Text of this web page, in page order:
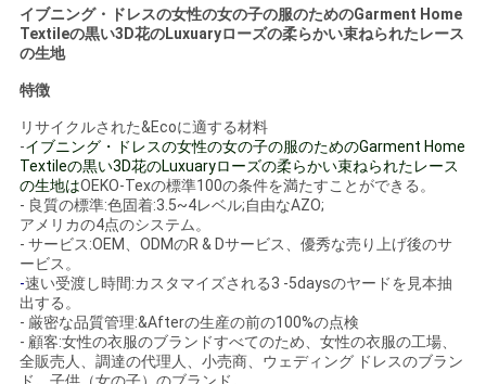
ュ
ー
ス
見
積
依
頼
イブニング・ドレスの女性の女の子の服のためのGarment Home
Textileの黒い3D花のLuxuaryローズの柔らかい束ねられたレース
の生地
特徴
リサイクルされた&Ecoに適する材料
-イブニング・ドレスの女性の女の子の服のためのGarment Home
Textileの黒い3D花のLuxuaryローズの柔らかい束ねられたレース
の生地はOEKO-Texの標準100の条件を満たすことができる。
- 良質の標準:色固着:3.5~4レベル;自由なAZO;
アメリカの4点のシステム。
- サービス:OEM、ODMのR & Dサービス、優秀な売り上げ後のサ
ービス。
-速い受渡し時間:カスタマイズされる3 -5daysのヤードを見本抽
出する。
- 厳密な品質管理:&Afterの生産の前の100%の点検
- 顧客:女性の衣服のブランドすべてのため、女性の衣服の工場、
全販売人、調達の代理人、小売商、ウェディング ドレスのブラン